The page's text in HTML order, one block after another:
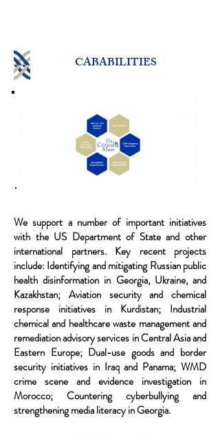
CABABILITIES
We support a number of important initiatives
with the US Department of State and other
international partners. Key recent projects
include: Identifying and mitigating Russian public
health disinformation in Georgia, Ukraine, and
Kazakhstan; Aviation security and chemical
response initiatives in Kurdistan; Industrial
chemical and healthcare waste management and
remediation advisory services in Central Asia and
Eastern Europe; Dual-use goods and border
security initiatives in Iraq and Panama; WMD
crime scene and evidence investigation in
Morocco; Countering cyberbullying and
strengthening media literacy in Georgia.